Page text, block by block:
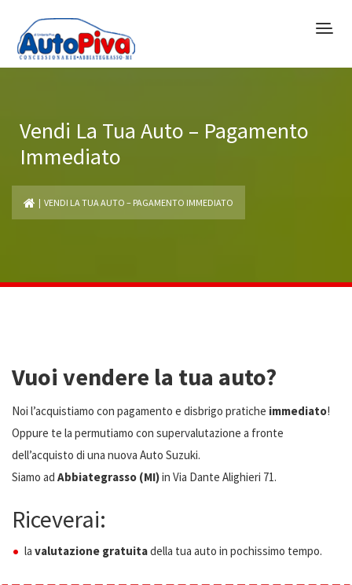
Vendi La Tua Auto – Pagamento
Immediato
| VENDI LA TUA AUTO – PAGAMENTO IMMEDIATO
Vuoi vendere la tua auto?
Noi l’acquistiamo con pagamento e disbrigo pratiche immediato!
Oppure te la permutiamo con supervalutazione a fronte
dell’acquisto di una nuova Auto Suzuki.
Siamo ad Abbiategrasso (MI)in Via Dante Alighieri 71.
Riceverai:
la valutazione gratuitadella tua auto in pochissimo tempo.